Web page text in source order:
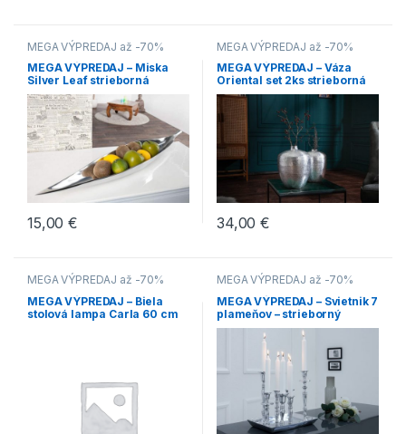
MEGA VÝPREDAJ až -70%
MEGA VÝPREDAJ – Miska
Silver Leaf strieborná
80x15cm
15,00€
MEGA VÝPREDAJ až -70%
MEGA VÝPREDAJ – Váza
Oriental set 2ks strieborná
34,00€
MEGA VÝPREDAJ až -70%
MEGA VÝPREDAJ – Biela
stolová lampa Carla 60 cm
MEGA VÝPREDAJ až -70%
MEGA VÝPREDAJ – Svietnik 7
plameňov – strieborný